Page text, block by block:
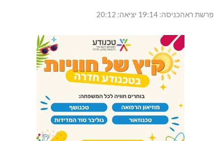
פרשת ראהכניסה: 19:14 יציאה: 20:12